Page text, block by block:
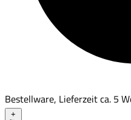
Bestellware, Lieferzeit ca. 5